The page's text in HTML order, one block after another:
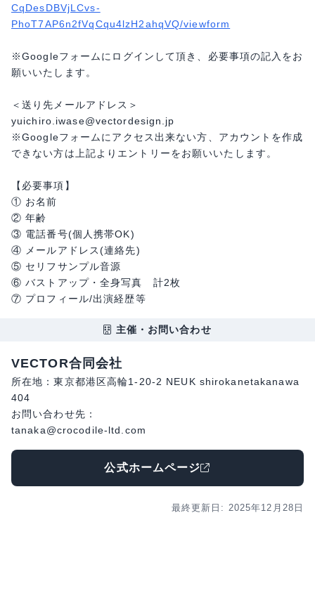
CqDesDBVjLCvs-
PhoT7AP6n2fVqCqu4lzH2ahqVQ/viewform
※Googleフォームにログインして頂き、必要事項の記入をお
願いいたします。
＜送り先メールアドレス＞
yuichiro.iwase@vectordesign.jp
※Googleフォームにアクセス出来ない方、アカウントを作成
できない方は上記よりエントリーをお願いいたします。
【必要事項】
① お名前
② 年齢
③ 電話番号(個人携帯OK)
④ メールアドレス(連絡先)
⑤ セリフサンプル音源
⑥ バストアップ・全身写真 計2枚
⑦ プロフィール/出演経歴等
主催・お問い合わせ
VECTOR合同会社
所在地：東京都港区高輪1-20-2 NEUK shirokanetakanawa
404
お問い合わせ先：
tanaka@crocodile-ltd.com
公式ホームページ
最終更新日: 2025年12月28日